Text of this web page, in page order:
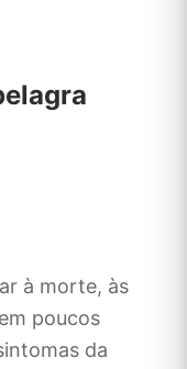
à morte, às
poucos
da